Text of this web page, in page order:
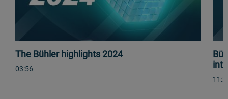
The Bühler highlights 2024
03:56